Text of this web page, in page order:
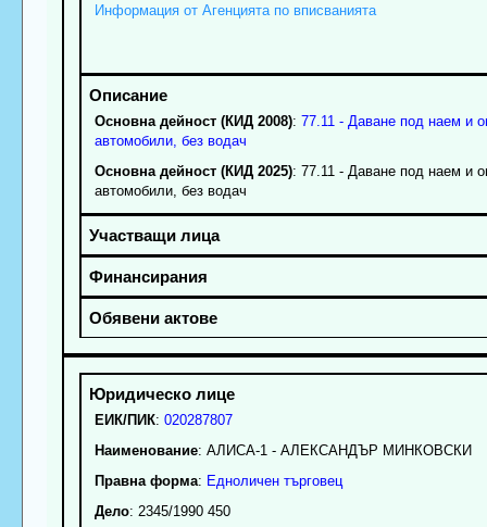
Информация от Агенцията по вписванията
Основна дейност (КИД 2008): 77.11 - Даване под наем и
автомобили, без водач
Основна дейност (КИД 2025): 77.11 - Даване под наем и
автомобили, без водач
ЕИК/ПИК: 020287807
Наименование: АЛИСА-1 - АЛЕКСАНДЪР МИНКОВСКИ
Правна форма: Едноличен търговец
Дело: 2345/1990 450